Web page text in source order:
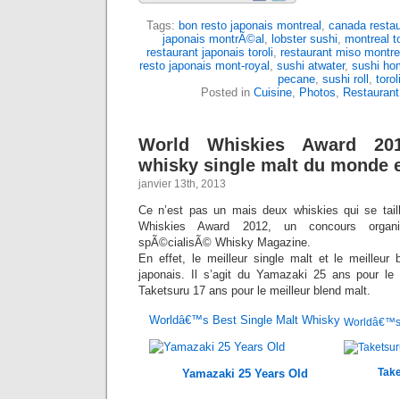
Tags: bon resto japonais montreal canada
japonais montrÃ©al lobster sushi montreal
restaurant japonais toroli restaurant miso
resto japonais mont-royal sushi atwater, sushi
pecane sushi roll toroli
Posted in Cuisine, Photos Restaurant
World Whiskies Award
whisky single malt du monde
janvier 13th, 2013
Ce n’est pas un mais deux whiskies qui se
Whiskies Award 2012, un concours
spÃ©cialisÃ© Whisky Magazine.
En effet, le meilleur single malt et le meilleur
japonais. Il s’agit du Yamazaki 25 ans pour
Taketsuru 17 ans pour le meilleur blend malt.
Worldâ€™s Best Single Malt Whisky
Yamazaki 25 Years Old
Worldâ€™s